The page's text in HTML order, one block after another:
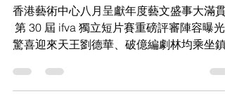
評審、德漫大師個展免費
看
香港藝術中心八月呈獻年度藝文盛事大滿貫
第 30 屆 ifva 獨立短片賽重磅評審陣容曝光